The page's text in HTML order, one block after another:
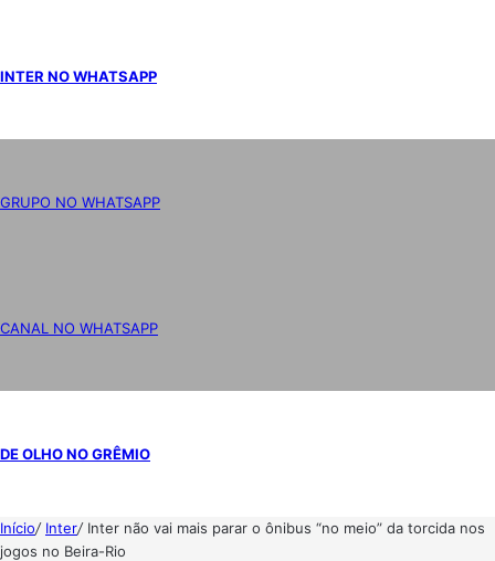
INTER NO WHATSAPP
GRUPO NO WHATSAPP
CANAL NO WHATSAPP
DE OLHO NO GRÊMIO
Início/ Inter/ Inter não vai mais parar o ônibus “no meio” da torcida nos
jogos no Beira-Rio